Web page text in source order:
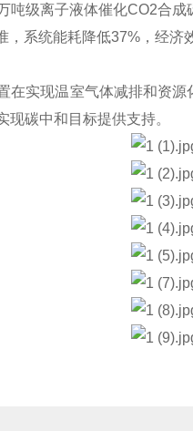
吨级离子液体催化CO2合
系统能耗降低37%，经济
在实现温室气体减排和资
碳中和目标提供支持。